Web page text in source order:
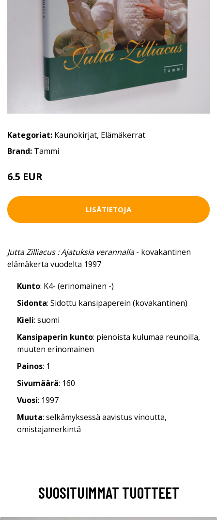
Kategoriat: Kaunokirjat, Elämäkerrat
Brand: Tammi
6.5 EUR
LISÄTIETOJA
Jutta Zilliacus : Ajatuksia verannalla- kovakantinen
elämäkerta vuodelta 1997
Kunto: K4- (erinomainen -)
Sidonta: Sidottu kansipaperein (kovakantinen)
Kieli: suomi
Kansipaperin kunto: pienoista kulumaa reunoilla,
muuten erinomainen
Painos: 1
Sivumäärä: 160
Vuosi: 1997
Muuta: selkämyksessä aavistus vinoutta,
omistajamerkintä
SUOSITUIMMAT TUOTTEET